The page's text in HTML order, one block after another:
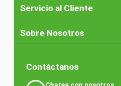
Servicio al Cliente
Sobre Nosotros
Contáctanos